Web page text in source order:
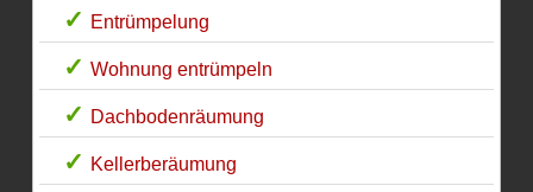
Entrümpelung
Wohnung entrümpeln
Dachbodenräumung
Kellerberäumung